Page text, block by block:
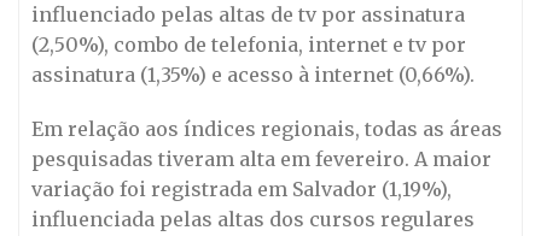
influenciado pelas altas de tv por assinatura
(2,50%), combo de telefonia, internet e tv por
assinatura (1,35%) e acesso à internet (0,66%).
Em relação aos índices regionais, todas as áreas
pesquisadas tiveram alta em fevereiro. A maior
variação foi registrada em Salvador (1,19%),
influenciada pelas altas dos cursos regulares